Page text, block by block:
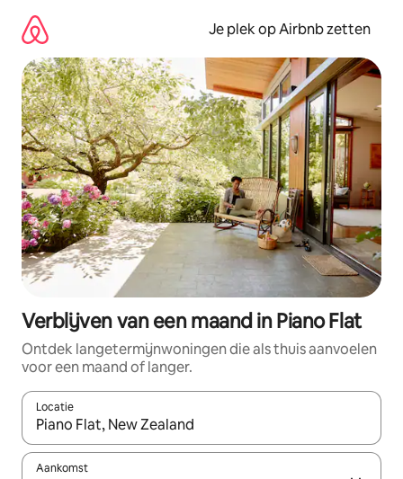
direct
naar
inhoud
Je plek op Airbnb zetten
Verblijven van een maand in Piano Flat
Ontdek langetermijnwoningen die als thuis aanvoelen
voor een maand of langer.
Locatie
Wanneer er resultaten beschikbaar zijn, maak je een keuze
Aankomst